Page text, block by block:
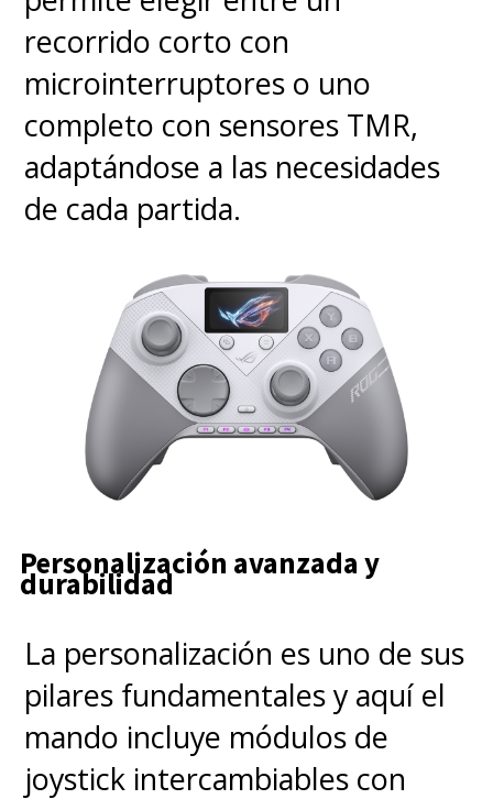
recorrido corto con
microinterruptores o uno
completo con sensores TMR,
adaptándose a las necesidades
de cada partida.
Personalización avanzada y
durabilidad
La personalización es uno de sus
pilares fundamentales y aquí el
mando incluye módulos de
joystick intercambiables con